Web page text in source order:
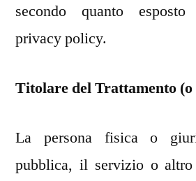
secondo quanto
privacy policy.
Titolare del Trattamento
La persona fisica o
pubblica, il servizio o altro